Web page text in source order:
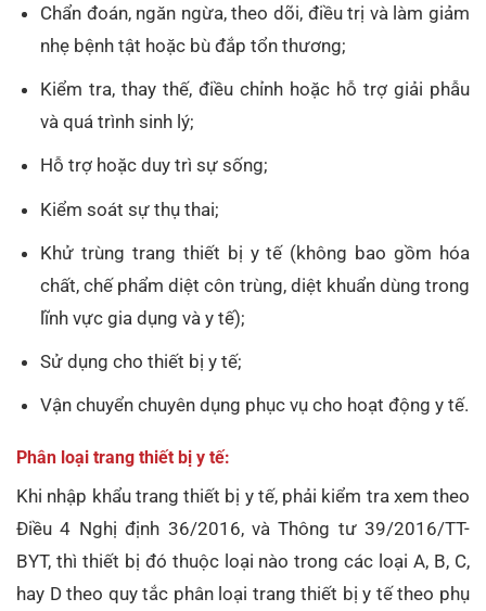
Chẩn đoán, ngăn ngừa, theo dõi, điều trị và làm giảm
nhẹ bệnh tật hoặc bù đắp tổn thương;
Kiểm tra, thay thế, điều chỉnh hoặc hỗ trợ giải phẫu
và quá trình sinh lý;
Hỗ trợ hoặc duy trì sự sống;
Kiểm soát sự thụ thai;
Khử trùng trang thiết bị y tế (không bao gồm hóa
chất, chế phẩm diệt côn trùng, diệt khuẩn dùng trong
lĩnh vực gia dụng và y tế);
Sử dụng cho thiết bị y tế;
Vận chuyển chuyên dụng phục vụ cho hoạt động y tế.
Phân loại trang thiết bị y tế:
Khi nhập khẩu trang thiết bị y tế, phải kiểm tra xem theo
Điều 4 Nghị định 36/2016, và Thông tư 39/2016/TT-
BYT, thì thiết bị đó thuộc loại nào trong các loại A, B, C,
hay D theo quy tắc phân loại trang thiết bị y tế theo phụ